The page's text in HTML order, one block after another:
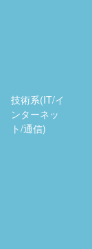
技術系(IT/イ
ンターネッ
ト/通信)